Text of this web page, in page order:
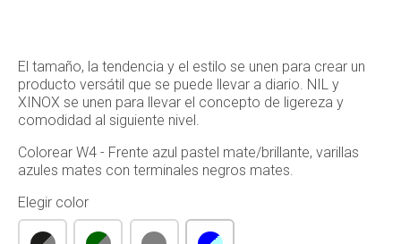
El tamaño, la tendencia y el estilo se unen para crear un
producto versátil que se puede llevar a diario. NIL y
XINOX se unen para llevar el concepto de ligereza y
comodidad al siguiente nivel.
Colorear W4 - Frente azul pastel mate/brillante, varillas
azules mates con terminales negros mates.
Elegir color